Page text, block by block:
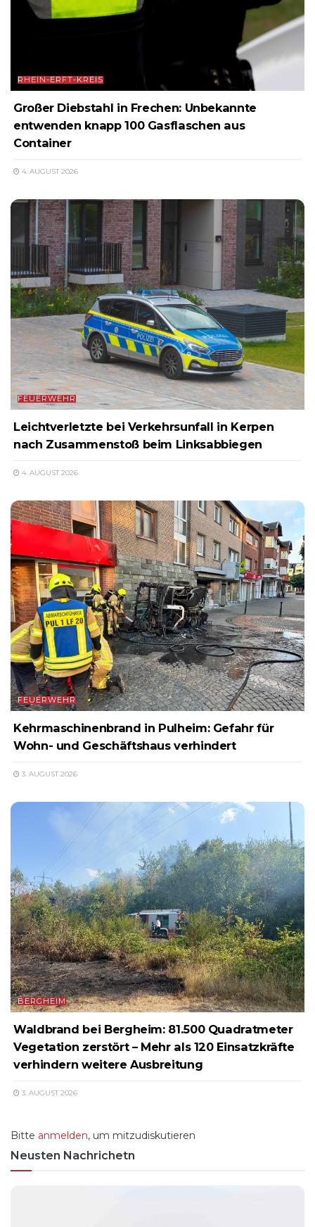
RHEIN-ERFT-KREIS
Großer Diebstahl in Frechen: Unbekannte
entwenden knapp 100 Gasflaschen aus
Container
4. AUGUST 2026
FEUERWEHR
Leichtverletzte bei Verkehrsunfall in Kerpen
nach Zusammenstoß beim Linksabbiegen
4. AUGUST 2026
FEUERWEHR
Kehrmaschinenbrand in Pulheim: Gefahr für
Wohn- und Geschäftshaus verhindert
3. AUGUST 2026
BERGHEIM
Waldbrand bei Bergheim: 81.500 Quadratmeter
Vegetation zerstört – Mehr als 120 Einsatzkräfte
verhindern weitere Ausbreitung
3. AUGUST 2026
Bitte anmelden, um mitzudiskutieren
Neusten Nachrichetn